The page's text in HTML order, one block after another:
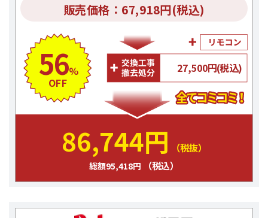
販売価格：67,918円(税込)
56%
OFF
27,500円(税込)
86,744円 （税抜）
総額95,418円 （税込）